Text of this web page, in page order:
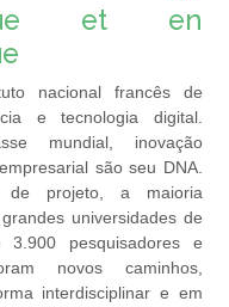
et en
nacional francês de
e tecnologia digital.
mundial, inovação
são seu DNA.
de projeto, a maioria
universidades de
3.900 pesquisadores e
novos caminhos,
interdisciplinar e em